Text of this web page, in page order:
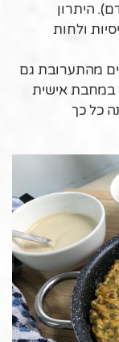
היתרון
ולחות
מכינים מהתערובת גם
במחבת אישית
כל כך